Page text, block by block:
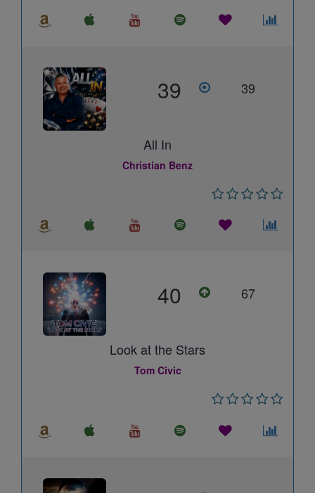
39 39
All In
Christian Benz
40 67
Look at the Stars
Tom Civic